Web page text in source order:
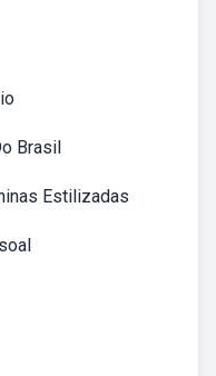
Brasil
Estilizadas